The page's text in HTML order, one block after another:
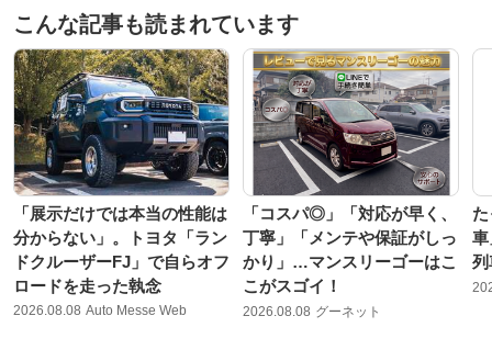
こんな記事も読まれています
「展示だけでは本当の性能は
分からない」。トヨタ「ラン
ドクルーザーFJ」で自らオフ
ロードを走った執念
2026.08.08 Auto Messe Web
「コスパ◎」「対応が早く、
丁寧」「メンテや保証がしっ
かり」…マンスリーゴーはこ
こがスゴイ！
2026.08.08 グーネット
列